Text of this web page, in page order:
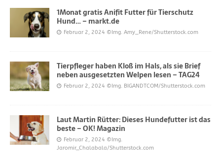
1Monat gratis Anifit Futter für Tierschutz
Hund… – markt.de
Februar 2, 2024 ©Img. Amy_Rene/Shutterstock.com
Tierpfleger haben Kloß im Hals, als sie Brief
neben ausgesetzten Welpen lesen – TAG24
Februar 2, 2024 ©Img. BIGANDTCOM/Shutterstock.com
Laut Martin Rütter: Dieses Hundefutter ist das
beste – OK! Magazin
Februar 2, 2024 ©Img.
Jaromir_Chalabala/Shutterstock.com